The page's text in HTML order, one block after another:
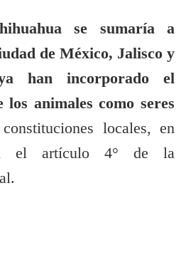
se sumaría a
de México, Jalisco y
han incorporado el
los animales como seres
locales, en
el artículo 4° de la